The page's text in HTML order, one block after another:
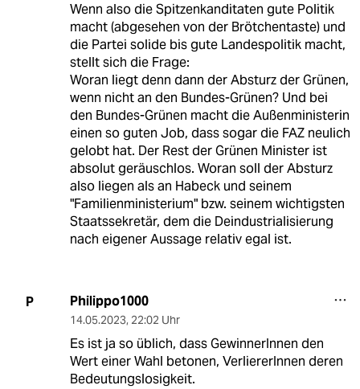
Wenn also die Spitzenkanditaten gute Politik
macht (abgesehen von der Brötchentaste) und
die Partei solide bis gute Landespolitik macht,
stellt sich die Frage:
Woran liegt denn dann der Absturz der Grünen,
wenn nicht an den Bundes-Grünen? Und bei
den Bundes-Grünen macht die Außenministerin
einen so guten Job, dass sogar die FAZ neulich
gelobt hat. Der Rest der Grünen Minister ist
absolut geräuschlos. Woran soll der Absturz
also liegen als an Habeck und seinem
"Familienministerium" bzw. seinem wichtigsten
Staatssekretär, dem die Deindustrialisierung
nach eigener Aussage relativ egal ist.
P Philippo1000
14.05.2023, 22:02 Uhr
Es ist ja so üblich, dass GewinnerInnen den
Wert einer Wahl betonen, VerliererInnen deren
Bedeutungslosigkeit.